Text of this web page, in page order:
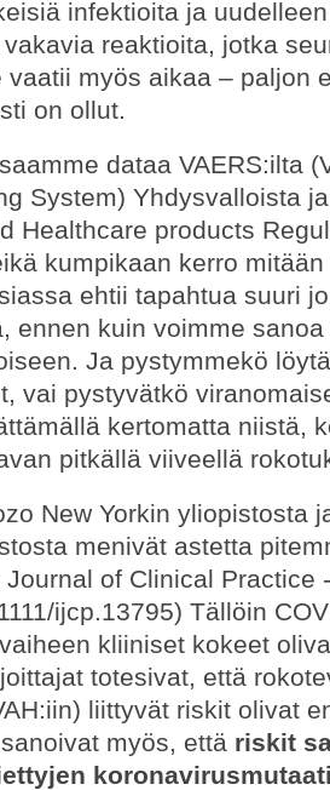
infektioita ja
reaktioita, jotka
vaatii myös aikaa – paljon
on ollut.
dataa VAERS:ilta
System) Yhdysvalloista
Healthcare products
kumpikaan kerro mitään
ehtii tapahtua suuri
ennen kuin voimme
Ja pystymmekö
vai pystyvätkö
kertomatta niistä,
pitkällä viiveellä
New Yorkin yliopistosta
menivät astetta
of Clinical Practice
ijcp.13795) Tällöin
kliiniset kokeet
totesivat, että
liittyvät riskit olivat
myös, että riskit